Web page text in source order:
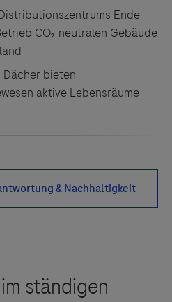
Ende
CO₂-neutralen Gebäude
bieten
aktive Lebensräume